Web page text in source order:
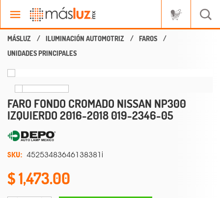
ILUMINACIÓN AUTOMOTRIZ
FAROS
UNIDADES PRINCIPALES
FARO FONDO CROMADO NISSAN NP300
IZQUIERDO 2016-2018 019-2346-05
SKU: 45253483646138381i
1,473.00